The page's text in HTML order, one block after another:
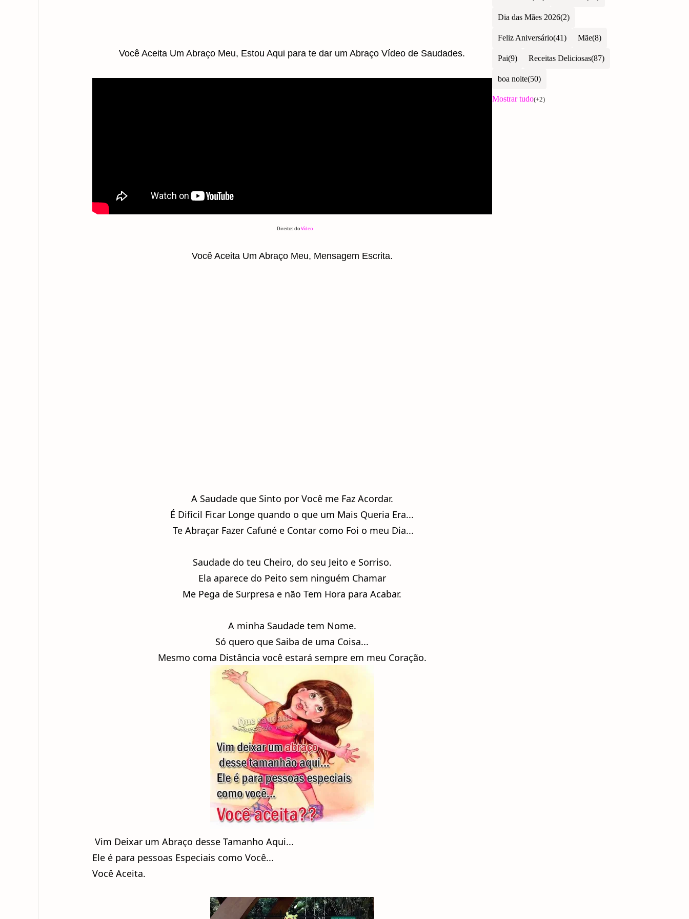
Você Aceita Um Abraço Meu, Estou Aqui para te dar um Abraço Vídeo de Saudades.
Direitos doVídeo
Você Aceita Um Abraço Meu, Mensagem Escrita.
A Saudade que Sinto por Você me Faz Acordar.
É Difícil Ficar Longe quando o que um Mais Queria Era...
Te Abraçar Fazer Cafuné e Contar como Foi o meu Dia...
Saudade do teu Cheiro, do seu Jeito e Sorriso.
Ela aparece do Peito sem ninguém Chamar
Me Pega de Surpresa e não Tem Hora para Acabar.
A minha Saudade tem Nome.
Só quero que Saiba de uma Coisa...
Mesmo coma Distância você estará sempre em meu Coração.
Vim Deixar um Abraço desse Tamanho Aqui...
Ele é para pessoas Especiais como Você...
Você Aceita.
Dia das Mães 2026
Feliz Aniversário Mãe
Pai Receitas Deliciosas
boa noite